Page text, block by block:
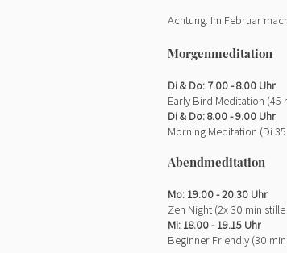
Achtung: Im Februar
Morgenmeditation
Di & Do: 7.00 - 8.00 Uhr
Early Bird Meditation (45
Di & Do: 8.00 - 9.00 Uhr
Morning Meditation (Di
Abendmeditation
Mo: 19.00- 20.30 Uhr
Zen Night (2x 30 min
Mi: 18.00- 19.15 Uhr
Beginner Friendly (30